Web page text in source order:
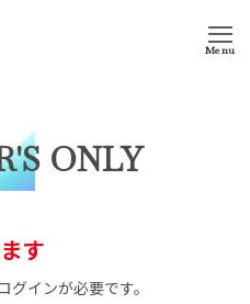
Menu
ONLY
す
インが必要です。